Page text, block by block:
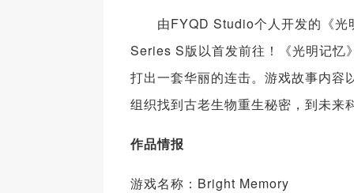
由FYQD Studio个人开发的《光
Series S版以首发前往！《光明记忆
打出一套华丽的连击。游戏故事内容
组织找到古老生物重生秘密，到未来
作品情报
游戏名称：Bright Memory